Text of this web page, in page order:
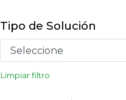
Tipo de Solución
Limpiar filtro